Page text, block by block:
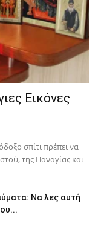
Εικόνες
σπίτι πρέπει να
της Παν­αγίας και
Να λες αυτή